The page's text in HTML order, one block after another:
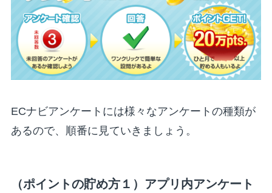
ECナビアンケートには様々なアンケートの種類が
あるので、順番に見ていきましょう。
（ポイントの貯め方１）アプリ内アンケート